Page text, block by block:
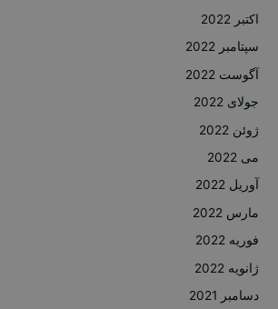
اکتبر 2022
سپتامبر 2022
آگوست 2022
جولای 2022
ژوئن 2022
می 2022
آوریل 2022
مارس 2022
فوریه 2022
ژانویه 2022
دسامبر 2021